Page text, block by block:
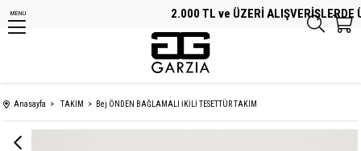
2.000 TL ve ÜZERİ ALIŞVERİŞLERDE
MENU
Anasayfa TAKIM Bej ÖNDEN BAĞLAMALI İKİLİ TESETTÜR TAKIM